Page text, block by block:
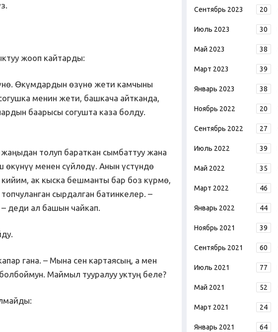
жооп кайтарды:
Өкүмдардын өзүнө жети камчыны
менин жети, башкача айтканда,
баарысы согушта каза болду.
толуп бараткан сымбаттуу жана
өкүнүү менен сүйлөдү. Анын үстүндө
ак кыска бешманты бар боз күрмө,
сырдалган батинкелер. –
деди ал башын чайкап.
гана. – Мына сен картаясың, а мен
Маймыл тууралуу уктуң беле?
Сентябрь 2023 20
Июль 2023 30
Май 2023 38
Март 2023 39
Январь 2023 38
Ноябрь 2022 20
Сентябрь 2022 27
Июль 2022 39
Май 2022 35
Март 2022 46
Январь 2022 44
Ноябрь 2021 39
Сентябрь 2021 60
Июль 2021 77
Май 2021 52
Март 2021 24
Январь 2021 64